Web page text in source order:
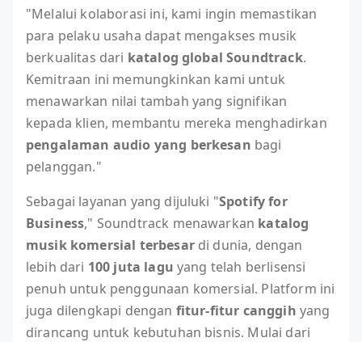
"Melalui kolaborasi ini, kami ingin memastikan
para pelaku usaha dapat mengakses musik
berkualitas dari katalog global Soundtrack.
Kemitraan ini memungkinkan kami untuk
menawarkan nilai tambah yang signifikan
kepada klien, membantu mereka menghadirkan
pengalaman audio yang berkesan bagi
pelanggan."
Sebagai layanan yang dijuluki "Spotify for
Business," Soundtrack menawarkan katalog
musik komersial terbesardi dunia, dengan
lebih dari 100 juta lagu yang telah berlisensi
penuh untuk penggunaan komersial. Platform ini
juga dilengkapi dengan fitur-fitur canggih yang
dirancang untuk kebutuhan bisnis. Mulai dari